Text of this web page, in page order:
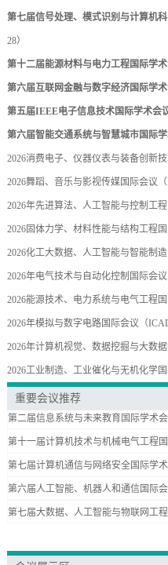
第七届信号处理、模式识别与计算机科
28）
第十二届能源材料与电力工程国际学
第六届互联网金融与数字经济国际学术
第五届IEEE电子信息技术国际学术会
第六届智能交通系统与智慧城市国际学
2026消费电子、仪器仪表与装备创新技
2026舞蹈、音乐与影视传媒国际会议（
2026年先进算法、人工智能与控制工程
2026固体力学、材料性能与结构工程国
2026化工大数据、人工智能与智能制
2026年电气技术与自动化控制国际会议
2026能源技术、电力系统与电气工程国
2026年模拟与数字电路国际会议（
2026年计算机视觉、数据挖掘与大数
2026工业制造、工业催化与无机化学国
重要会议推荐
第二届信息系统与未来教育国际学术会
第十一届计算机技术与机械电气工程
第七届计算机通信与网络安全国际学术
第六届人工智能、机器人和通信国际会
第七届大数据、人工智能与物联网工程